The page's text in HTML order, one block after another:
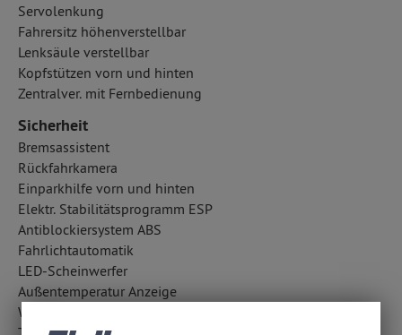
Servolenkung
Fahrersitz höhenverstellbar
Lenksäule verstellbar
Kopfstützen vorn und hinten
Zentralver. mit Fernbedienung
Sicherheit
Bremsassistent
Rückfahrkamera
Einparkhilfe vorn und hinten
Elektr. Stabilitätsprogramm ESP
Antiblockiersystem ABS
Fahrlichtautomatik
LED-Scheinwerfer
Außentemperatur Anzeige
Wegfahrsperre